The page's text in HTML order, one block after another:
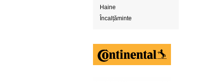
Haine
Încalțăminte